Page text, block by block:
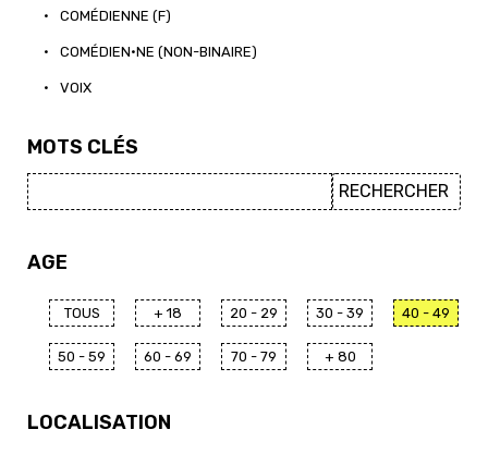
• COMÉDIENNE (F)
• COMÉDIEN·NE (NON-BINAIRE)
• VOIX
MOTS CLÉS
AGE
TOUS + 18 20 - 29 30 - 39 40 - 49
50 - 59 60 - 69 70 - 79 + 80
LOCALISATION